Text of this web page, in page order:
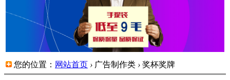
您的位置： 网站首页 › 广告制作类 › 奖杯奖牌